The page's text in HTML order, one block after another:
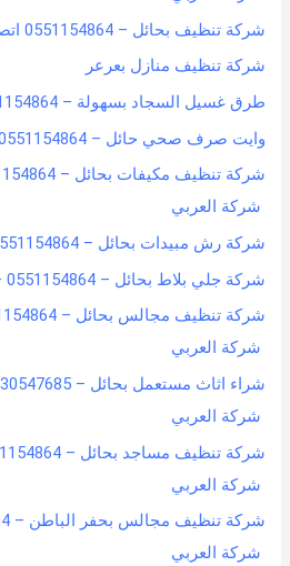
شركة تنظيف بحائل – 0551154864 اتصل بنا – شركة العربي
شركة تنظيف منازل بعرعر
طرق غسيل السجاد بسهولة – 0551154864- شركة العربي
وايت صرف صحي حائل – 0551154864 اتصل بنا – شركة العربي
شركة العربي
شركة رش مبيدات بحائل – 0551154864 اتصل بنا – شركة العربي
شركة جلي بلاط بحائل – 0551154864 – اتصل بنا – شركة العربي
شركة العربي
شركة العربي
شركة العربي
شركة العربي